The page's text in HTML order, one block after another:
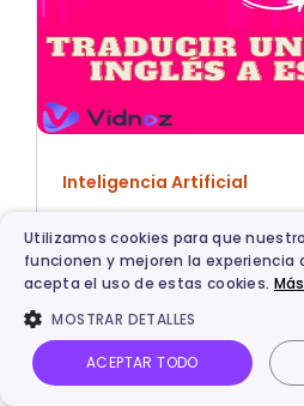
Inteligencia Artificial
Traducir un Video de
Utilizamos cookies para que
funcionen y mejoren la experiencia
acepta el uso de estas cookies.
MOSTRAR DETALLES
ACEPTAR TODO